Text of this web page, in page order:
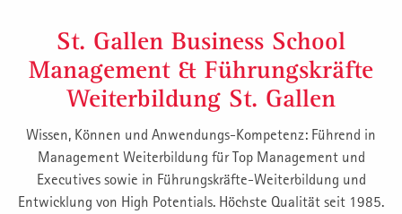
St. Gallen Business School
Management & Führungskräfte
Weiterbildung St. Gallen
Wissen, Können und Anwendungs-Kompetenz: Führend in
Management Weiterbildung für Top Management und
Executives sowie in Führungskräfte-Weiterbildung und
Entwicklung von High Potentials. Höchste Qualität seit 1985.